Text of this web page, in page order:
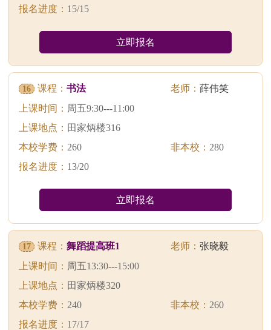
报名进度： 15/15
立即报名
16 课程：书法 老师： 薛伟笑
上课时间： 周五9:30---11:00
上课地点： 田家炳楼316
本校学费： 260 非本校： 280
报名进度： 13/20
立即报名
17 课程：舞蹈提高班1 老师： 张晓毅
上课时间： 周五13:30---15:00
上课地点： 田家炳楼320
本校学费： 240 非本校： 260
报名进度： 17/17